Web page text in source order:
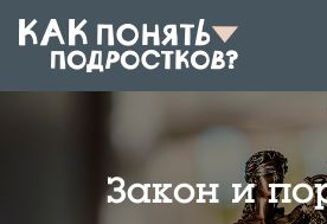
Закон и